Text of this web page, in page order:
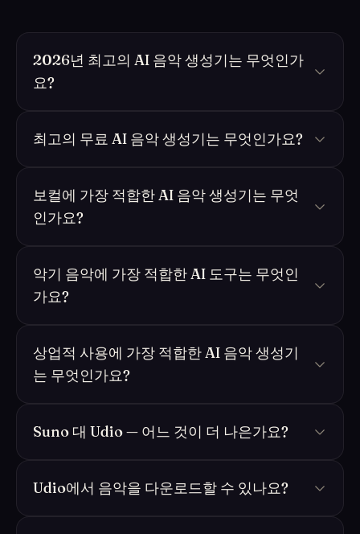
2026년 최고의 AI 음악 생성기는 무엇인가
요?
최고의 무료 AI 음악 생성기는 무엇인가요?
보컬에 가장 적합한 AI 음악 생성기는 무엇
인가요?
악기 음악에 가장 적합한 AI 도구는 무엇인
가요?
상업적 사용에 가장 적합한 AI 음악 생성기
는 무엇인가요?
Suno 대 Udio — 어느 것이 더 나은가요?
Udio에서 음악을 다운로드할 수 있나요?